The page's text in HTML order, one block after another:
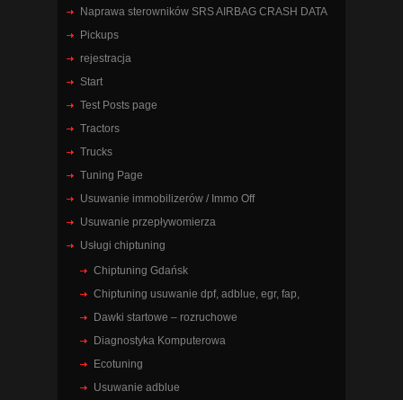
Naprawa sterowników SRS AIRBAG CRASH DATA
Pickups
rejestracja
Start
Test Posts page
Tractors
Trucks
Tuning Page
Usuwanie immobilizerów / Immo Off
Usuwanie przepływomierza
Usługi chiptuning
Chiptuning Gdańsk
Chiptuning usuwanie dpf, adblue, egr, fap,
Dawki startowe – rozruchowe
Diagnostyka Komputerowa
Ecotuning
Usuwanie adblue